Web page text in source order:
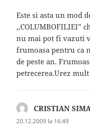
Este si asta un mod
,,COLUMBOFILIEI”
nu mai pot fi vazuti
frumoasa pentru ca
de peste an.
petrecerea.Urez
CRISTIAN
20.12.2009 la 16:49